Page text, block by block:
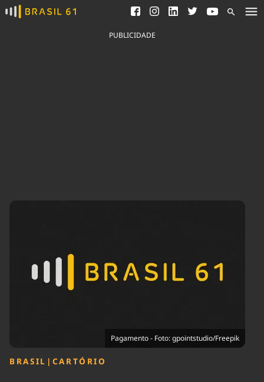
Ver todas as notícias
Saneamento
Indicadores
Tecnologia
Cinema
Infraestrutura
Internacional
PUBLICIDADE
Pagamento - Foto: gpointstudio/Freepik
BRASIL | CARTÓRIO